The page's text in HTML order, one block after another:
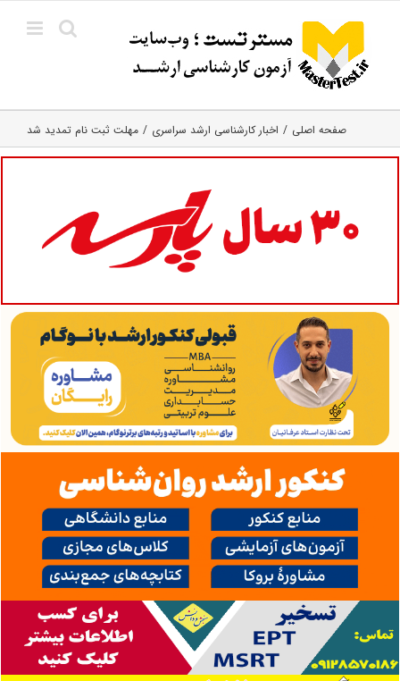
content
صفحه اصلی اخبار کارشناسی ارشد سراسری مهلت ثبت نام تمدید شد